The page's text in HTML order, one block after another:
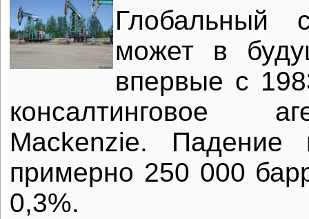
Глобальный
может в
впервые с
консалтинговое
Mackenzie. Падение
примерно 250 000
0,3%.